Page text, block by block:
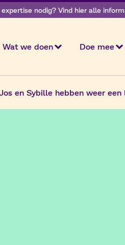
expertise nodig? Vind hier alle
Wat we doen Doe mee
en Sybille hebben weer